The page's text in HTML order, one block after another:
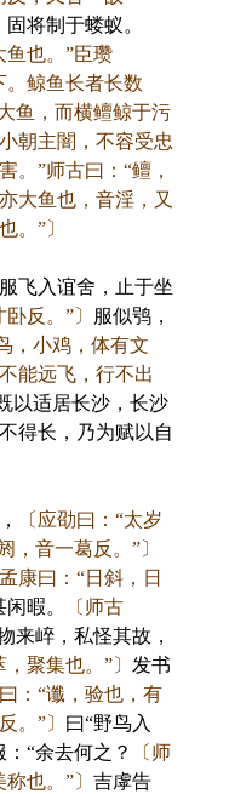
将制于蝼蚁。
鱼也。”臣瓒
。鲸鱼长者长数
鱼，而横鳣鲸于污
朝主闇，不容受忠
。”师古曰：“鳣，
大鱼也，音淫，又
。”〕
入谊舍，止于坐
反。”〕
服似鸮，
，小鸡，体有文
能远飞，行不出
以适居长沙，长沙
得长，乃为赋以自
〔应劭曰：“太岁
，音一葛反。”〕
孟康曰：“日斜，日
暇。
〔师古
来崪，私怪其故，
聚集也。”〕 发书
曰：“谶，验也，有
。”〕 曰“野鸟入
“余去何之？
〔师
也。”〕 吉虖告